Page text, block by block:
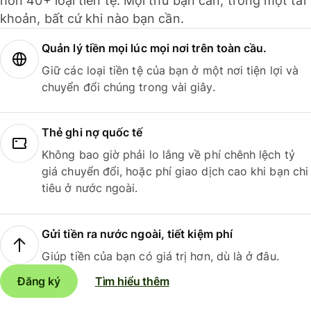
khoản, bất cứ khi nào bạn cần.
Quản lý tiền mọi lúc mọi nơi trên toàn cầu.
Giữ các loại tiền tệ của bạn ở một nơi tiện lợi và
chuyển đổi chúng trong vài giây.
Thẻ ghi nợ quốc tế
Không bao giờ phải lo lắng về phí chênh lệch tỷ
giá chuyển đổi, hoặc phí giao dịch cao khi bạn chi
tiêu ở nước ngoài.
Gửi tiền ra nước ngoài, tiết kiệm phí
Giúp tiền của bạn có giá trị hơn, dù là ở đâu.
Đăng ký
Tìm hiểu thêm